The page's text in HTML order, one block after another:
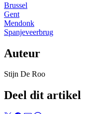
Brussel
Gent
Mendonk
Spanjeveerbrug
Auteur
Stijn De Roo
Deel dit artikel